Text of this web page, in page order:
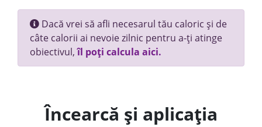
Dacă vrei să afli necesarul tău caloric și de
câte calorii ai nevoie zilnic pentru a-ți atinge
obiectivul,îl poți calcula aici.
Încearcă și aplicația